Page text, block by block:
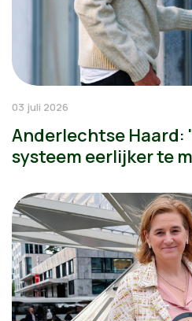
03 juli 2026
Anderlechtse Haard:
systeem eerlijker te